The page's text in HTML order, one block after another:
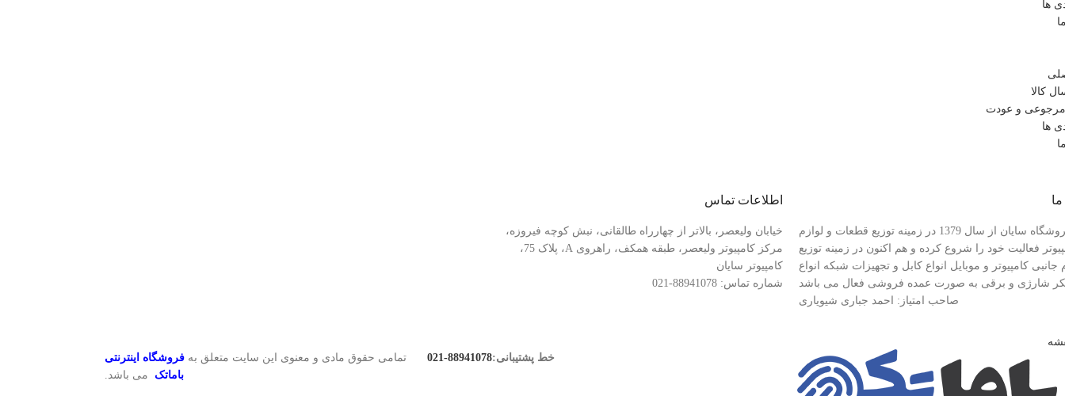
ها
کالا
و عودت
ها
فروشگاه سایان از سال 1379 در زمینه توزیع قطعات و لوازم
فعالیت خود را شروع کرده و هم اکنون در زمینه توزیع
جانبی کامپیوتر و موبایل انواع کابل و تجهیزات شبکه انواع
شارژی و برقی به صورت عمده فروشی فعال می باشد
صاحب امتیاز: احمد جباری شیویاری
اطلاعات تماس
خیابان ولیعصر، بالاتر از چهارراه طالقانی، نبش کوچه فیروزه،
مرکز کامپیوتر ولیعصر، طبقه همکف، راهروی A، پلاک 75،
کامپیوتر سایان
شماره تماس: 88941078-021
خط پشتیبانی:88941078-021 تمامی حقوق مادی و معنوی این سایت متعلق به فروشگاه اینترنتی
باماتک
می باشد.